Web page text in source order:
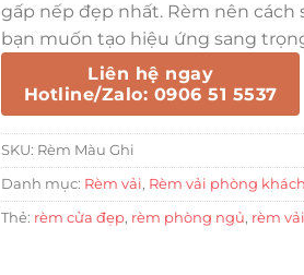
gấp nếp đẹp nhất. Rèm nên cách
bạn muốn tạo hiệu ứng sang
Liên hệ ngay
Hotline/Zalo: 0906 51 5537
SKU: Rèm Màu Ghi
Danh mục: Rèm vải, Rèm vải phòng khách
Thẻ: rèm cửa đẹp, rèm phòng ngủ, rèm